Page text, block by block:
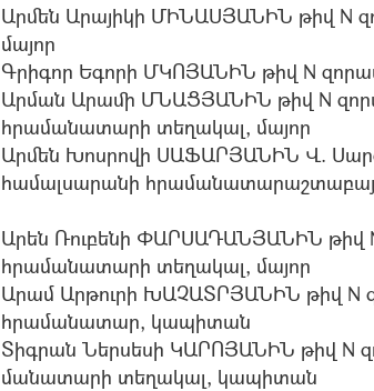
Արմեն Արայիկի ՄԻՆԱՍՅԱՆԻՆ թիվ N
մայոր
Գրիգոր Եգորի ՄԿՈՅԱՆԻՆ թիվ N
Արման Արամի ՄՆԱՑՅԱՆԻՆ թիվ N
հրամանատարի տեղակալ, մայոր
Արմեն Խոսրովի ՍԱՖԱՐՅԱՆԻՆ Վ.
համալսարանի
Արեն Ռուբենի ՓԱՐՍԱԴԱՆՅԱՆԻՆ թիվ
հրամանատարի տեղակալ, մայոր
Արամ Արթուրի ԽԱՉԱՏՐՅԱՆԻՆ թիվ N
հրամանատար, կապիտան
Տիգրան Ներսեսի ԿԱՐՈՅԱՆԻՆ թիվ N
մանատարի տեղակալ, կապիտան